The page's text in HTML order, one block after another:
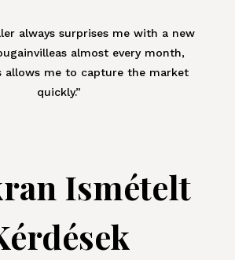
always surprises me with a new
s almost every month,
allows me to capture the market
quickly.”
Ismételt